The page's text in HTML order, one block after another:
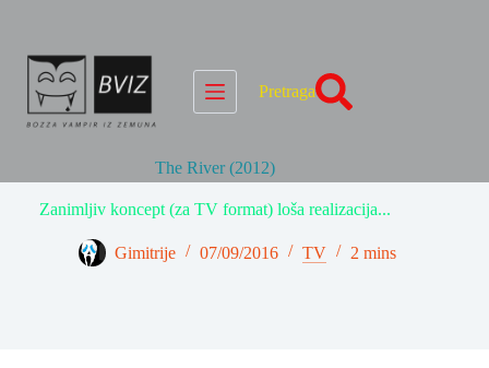
Pretraga
The River (2012)
Zanimljiv koncept (za TV format) loša realizacija...
Gimitrije 07/09/2016 TV 2 mins